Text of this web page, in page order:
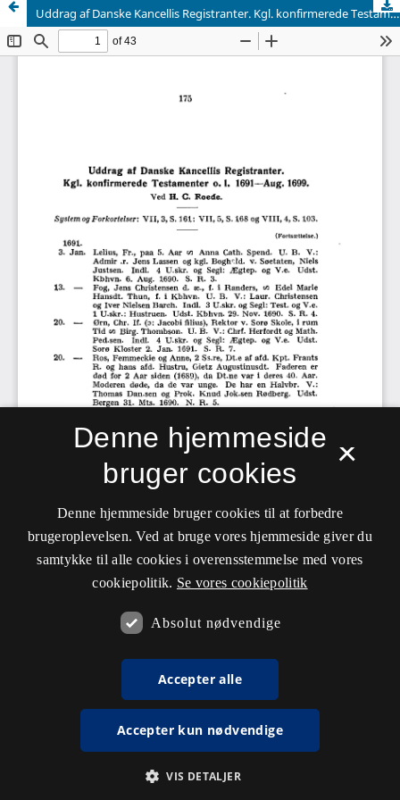
Uddrag af Danske Kancellis Registranter. Kgl. konfirmerede Testamenter o. l. 1691—Aug. 1699.
×
Denne hjemmeside
bruger cookies
Denne hjemmeside bruger cookies til at forbedre
brugeroplevelsen. Ved at bruge vores hjemmeside giver du
samtykke til alle cookies i overensstemmelse med vores
cookiepolitik. Se vores cookiepolitik
Absolut nødvendige
Accepter alle
Accepter kun nødvendige
VIS DETALJER